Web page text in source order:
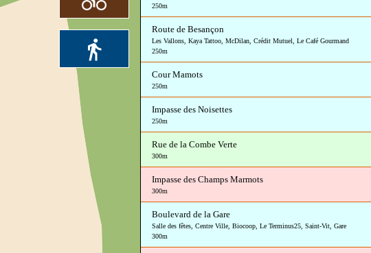
250m
Route de Besançon
Les Vallons, Kaya Tattoo, McDilan, Crédit Mutuel
Le Café Gourmand
250m
Cour Mamots
250m
Impasse des Noisettes
250m
Rue de la Combe Verte
300m
Impasse des Champs Marmots
300m
Boulevard de la Gare
Salle des fêtes, Centre Ville, Biocoop, Le Terminus25, Saint-Vit, Gare
300m